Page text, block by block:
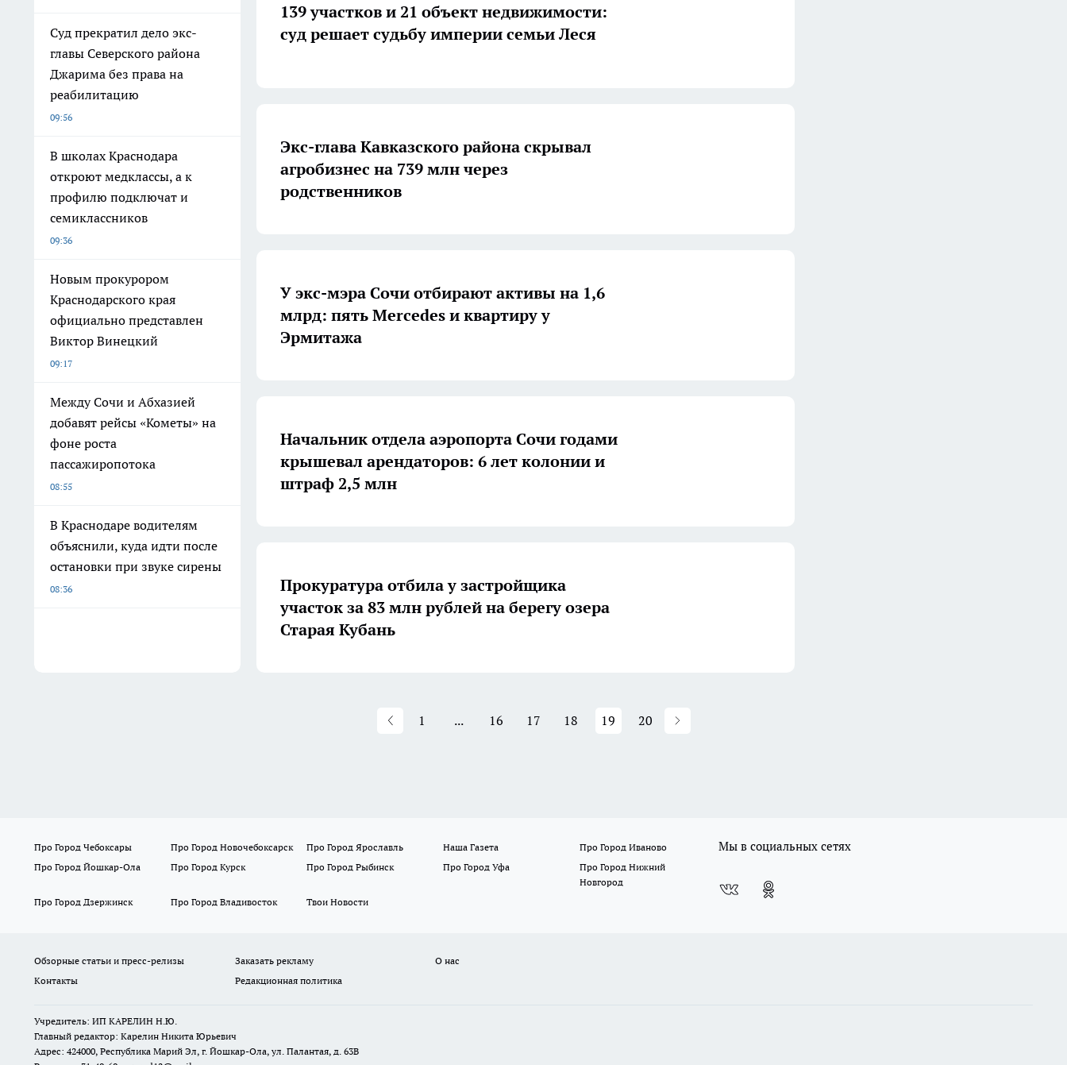
Суд прекратил дело экс-
главы Северского района
Джарима без права на
реабилитацию
09:56
В школах Краснодара
откроют медклассы, а к
профилю подключат и
семиклассников
09:36
Новым прокурором
Краснодарского края
официально представлен
Виктор Винецкий
09:17
Между Сочи и Абхазией
добавят рейсы «Кометы» на
фоне роста
пассажиропотока
08:55
В Краснодаре водителям
объяснили, куда идти после
остановки при звуке сирены
08:36
139 участков и 21 объект недвижимости:
суд решает судьбу империи семьи Леся
Экс-глава Кавказского района скрывал
агробизнес на 739 млн через
родственников
У экс-мэра Сочи отбирают активы на 1,6
млрд: пять Mercedes и квартиру у
Эрмитажа
Начальник отдела аэропорта Сочи годами
крышевал арендаторов: 6 лет колонии и
штраф 2,5 млн
Прокуратура отбила у застройщика
участок за 83 млн рублей на берегу озера
Старая Кубань
1 ... 16 17 18 19 20
Про Город Чебоксары Про Город Новочебоксарск Про Город Ярославль Наша Газета
Про Город Иваново
Про Город Йошкар-Ола
Про Город Курск Про Город Рыбинск Про Город Уфа
Про Город Нижний
Новгород
Про Город Дзержинск
Про Город Владивосток Твои Новости
Мы в социальных сетях
Обзорные статьи и пресс-релизы Заказать рекламу
О нас
Контакты
Редакционная политика
Учредитель: ИП КАРЕЛИН Н.Ю.
Главный редактор: Карелин Никита Юрьевич
Адрес: 424000, Республика Марий Эл, г. Йошкар-Ола, ул. Палантая, д. 63В